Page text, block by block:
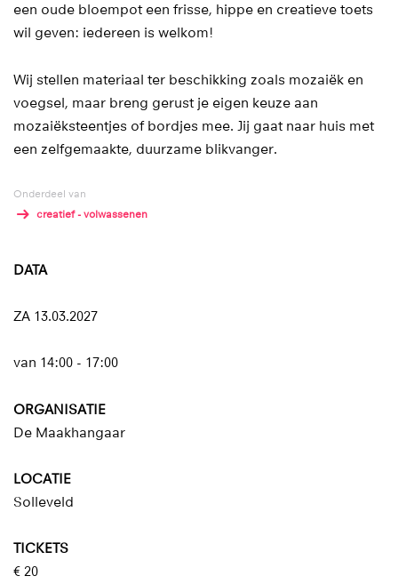
een oude bloempot een frisse, hippe en creatieve toets
wil geven: iedereen is welkom!
Wij stellen materiaal ter beschikking zoals mozaiëk en
voegsel, maar breng gerust je eigen keuze aan
mozaiëksteentjes of bordjes mee. Jij gaat naar huis met
een zelfgemaakte, duurzame blikvanger.
Onderdeel van
creatief - volwassenen
DATA
ZA 13.03.2027
van 14:00 - 17:00
ORGANISATIE
De Maakhangaar
LOCATIE
Solleveld
TICKETS
€ 20